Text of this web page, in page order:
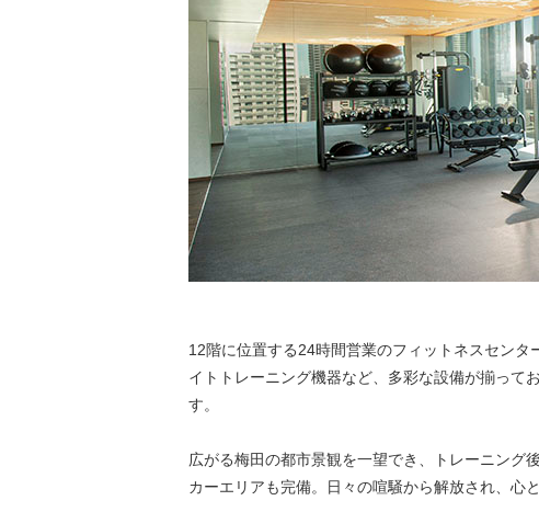
12階に位置する24時間営業のフィットネスセン
イトトレーニング機器など、多彩な設備が揃って
す。
広がる梅田の都市景観を一望でき、トレーニング
カーエリアも完備。日々の喧騒から解放され、心